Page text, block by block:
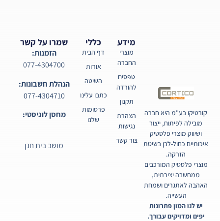
קורטיקו בע"מ היא חברה
מובילה לפיתוח, ייצור
ושיווק מוצרי פלסטיק
איכותיים כחול-לבן בשיטת
הזרקה.
מוצרי פלסטיק המורכבים
ממחשבה יצירתית,
האהבה לאתגרים ושמחת
העשייה.
יש לנו המון פתרונות
יפים ומדויקים עבורך.
כללי
דף הבית
אודות
השיטה
כתבו עלינו
פרסומות
שלנו
מידע
מוצרי
החברה
טפסים
להורדה
תקנון
הצהרת
נגישות
צור קשר
שמרו על קשר
הזמנות:
077-4304700
הנהלת חשבונות:
077-4304710
מחסן לוגיסטי:
מושב בית חנן